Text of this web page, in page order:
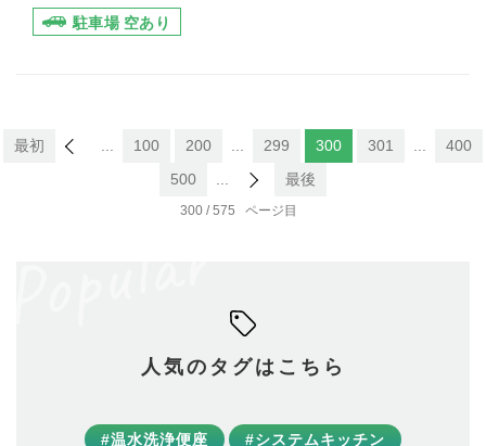
駐車場 空あり
300 / 575
最初 100 200 299 300 301
400
500
最後
人気のタグはこちら
#温水洗浄便座 #システムキッチン